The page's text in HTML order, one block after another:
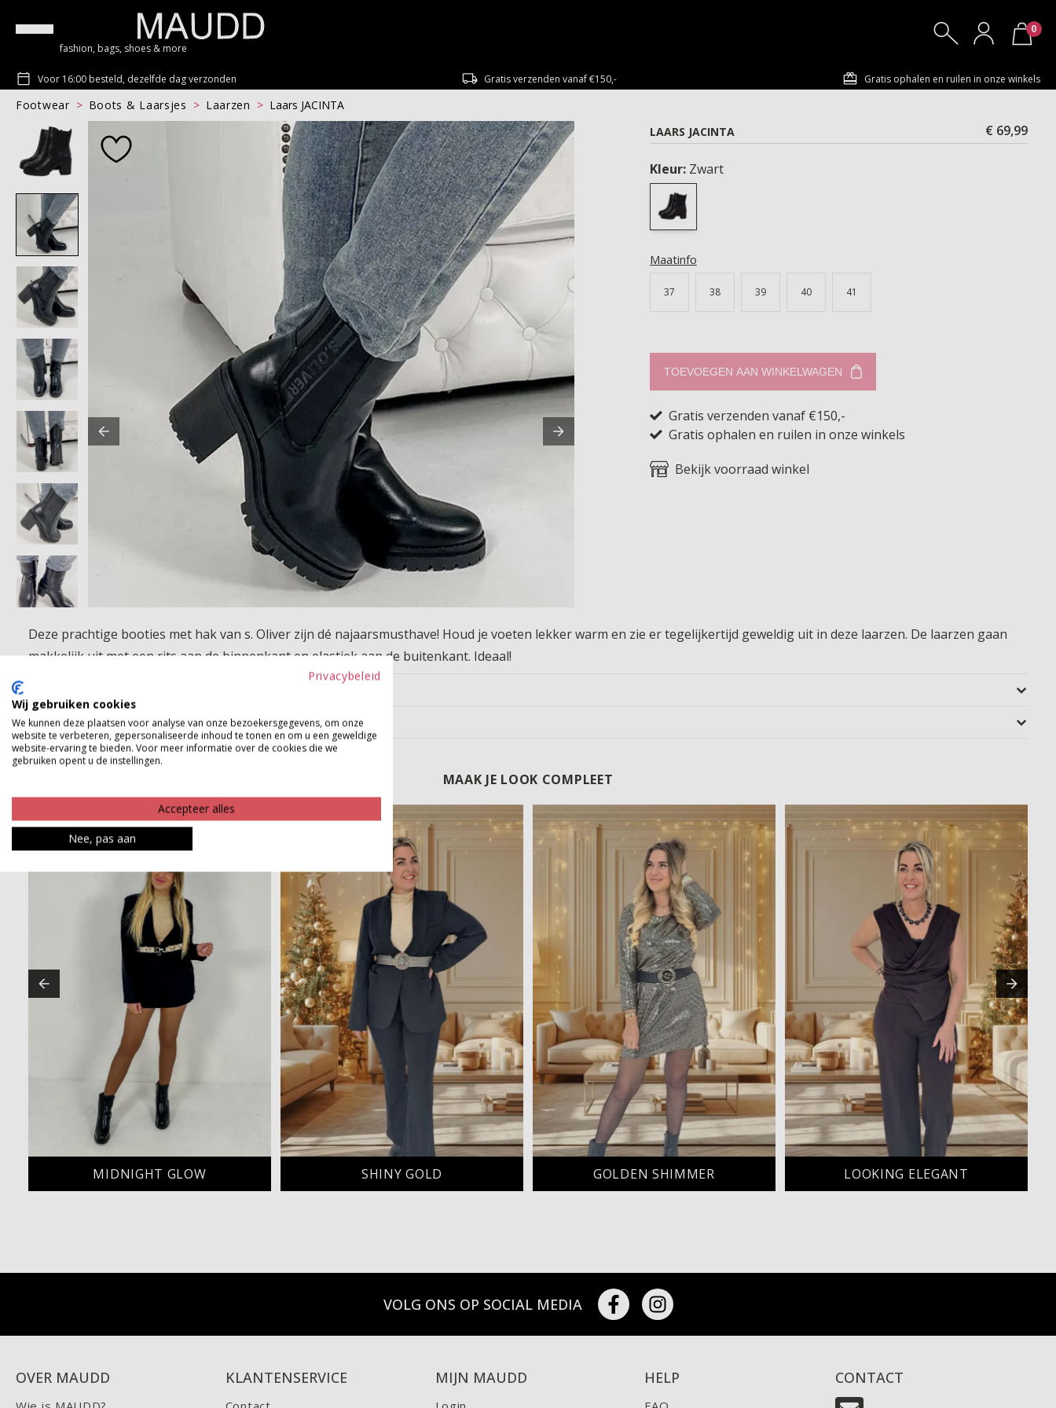
fashion, bags, shoes & more
0
Voor 16:00 besteld, dezelfde dag verzonden Gratis verzenden vanaf €150,- Gratis ophalen en ruilen in onze winkels
Footwear Boots & Laarsjes Laarzen
Laars JACINTA
LAARS JACINTA
€ 69,99
Kleur: Zwart
Maatinfo
37 38 39 40 41
TOEVOEGEN AAN WINKELWAGEN
Gratis verzenden vanaf €150,-
Gratis ophalen en ruilen in onze winkels
Bekijk voorraad winkel
Deze prachtige booties met hak van s. Oliver zijn dé najaarsmusthave! Houd je voeten lekker warm en zie er tegelijkertijd geweldig uit in deze laarzen. De laarzen gaan
makkelijk uit met een rits aan de binnenkant en elastiek aan de buitenkant. Ideaal!
Betaalinformatie
MAAK JE LOOK COMPLEET
MIDNIGHT GLOW SHINY GOLD GOLDEN SHIMMER LOOKING ELEGANT
VOLG ONS OP SOCIAL MEDIA
OVER MAUDD KLANTENSERVICE MIJN MAUDD HELP CONTACT
Privacybeleid
Wij gebruiken cookies
We kunnen deze plaatsen voor analyse van onze bezoekersgegevens, om onze
website te verbeteren, gepersonaliseerde inhoud te tonen en om u een geweldige
website-ervaring te bieden. Voor meer informatie over de cookies die we
gebruiken opent u de instellingen.
Accepteer alles
Nee, pas aan